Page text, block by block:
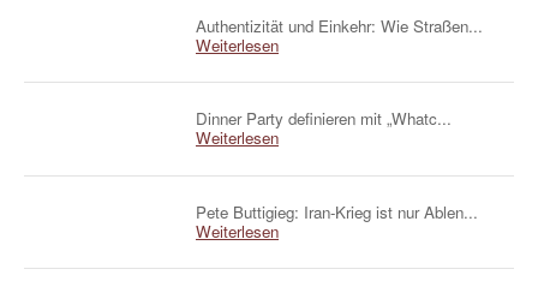
Authentizität und Einkehr: Wie Straßen...
Weiterlesen
Dinner Party definieren mit „Whatc...
Weiterlesen
Pete Buttigieg: Iran-Krieg ist nur Ablen...
Weiterlesen